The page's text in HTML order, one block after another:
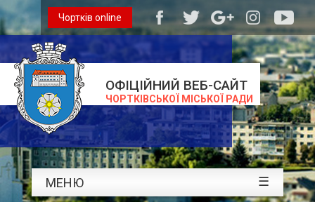
ОФІЦІЙНИЙ ВЕБ-САЙТ
ЧОРТКІВСЬКОЇ МІСЬКОЇ РАДИ
Чортків online
МЕНЮ ☰